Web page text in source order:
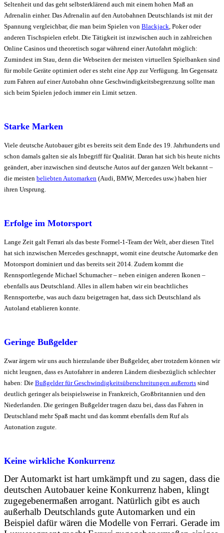
Seltenheit und das geht selbsterklärend auch mit einem hohen Maß an
Adrenalin einher. Das Adrenalin auf den Autobahnen Deutschlands ist mit der
Spannung vergleichbar, die man beim Spielen von Blackjack, Poker oder
anderen Tischspielen erlebt. Die Tätigkeit ist inzwischen auch in zahlreichen
Online Casinos und theoretisch sogar während einer Autofahrt möglich:
Zumindest im Stau, denn die Webseiten der meisten virtuellen Spielbanken sind
für mobile Geräte optimiert oder es steht eine App zur Verfügung. Im Gegensatz
zum Fahren auf einer Autobahn ohne Geschwindigkeitsbegrenzung sollte man
sich beim Spielen jedoch immer ein Limit setzen.
Starke Marken
Viele deutsche Autobauer gibt es bereits seit dem Ende des 19. Jahrhunderts und
schon damals galten sie als Inbegriff für Qualität. Daran hat sich bis heute nichts
geändert, aber inzwischen sind deutsche Autos auf der ganzen Welt bekannt –
die meisten beliebten Automarken (Audi, BMW, Mercedes usw.) haben hier
ihren Ursprung.
Erfolge im Motorsport
Lange Zeit galt Ferrari als das beste Formel-1-Team der Welt, aber diesen Titel
hat sich inzwischen Mercedes geschnappt, womit eine deutsche Automarke den
Motorsport dominiert und das bereits seit 2014. Zudem kommt die
Rennsportlegende Michael Schumacher – neben einigen anderen Ikonen –
ebenfalls aus Deutschland. Alles in allem haben wir ein beachtliches
Rennsporterbe, was auch dazu beigetragen hat, dass sich Deutschland als
Autoland etablieren konnte.
Geringe Bußgelder
Zwar ärgern wir uns auch hierzulande über Bußgelder, aber trotzdem können wir
nicht leugnen, dass es Autofahrer in anderen Ländern diesbezüglich schlechter
haben: Die Bußgelder für Geschwindigkeitsüberschreitungen außerorts sind
deutlich geringer als beispielsweise in Frankreich, Großbritannien und den
Niederlanden. Die geringen Bußgelder tragen dazu bei, dass das Fahren in
Deutschland mehr Spaß macht und das kommt ebenfalls dem Ruf als
Autonation zugute.
Keine wirkliche Konkurrenz
Der Automarkt ist hart umkämpft und zu sagen, dass die
deutschen Autobauer keine Konkurrenz haben, klingt
zugegebenermaßen arrogant. Natürlich gibt es auch
außerhalb Deutschlands gute Automarken und ein
Beispiel dafür wären die Modelle von Ferrari. Gerade im